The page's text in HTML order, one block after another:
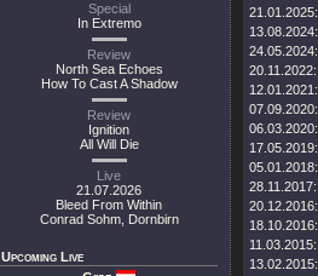
Special
In Extremo
Review
North Sea Echoes
How To Cast A Shadow
Review
Ignition
All Will Die
Live
21.07.2026
Bleed From Within
Conrad Sohm, Dornbirn
Upcoming Live
21.01.2025:
13.08.2024:
24.05.2024:
20.11.2022:
12.01.2021:
07.09.2020:
06.03.2020:
17.05.2019:
05.01.2018:
28.11.2017:
20.12.2016:
18.10.2016:
11.03.2015:
13.02.2015: